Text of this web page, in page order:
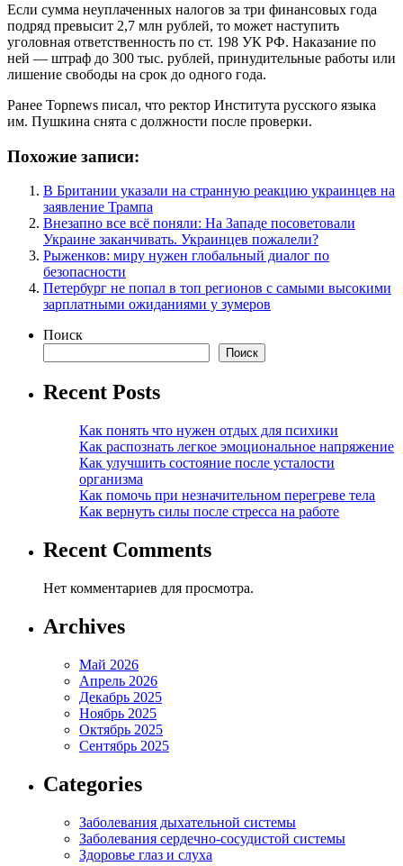
Если сумма неуплаченных налогов за три финансовых года
подряд превысит 2,7 млн рублей, то может наступить
уголовная ответственность по ст. 198 УК РФ. Наказание по
ней — штраф до 300 тыс. рублей, принудительные работы или
лишение свободы на срок до одного года.
Ранее Topnews писал, что ректор Института русского языка
им. Пушкина снята с должности после проверки.
Похожие записи:
В Британии указали на странную реакцию украинцев на
заявление Трампа
Внезапно все всё поняли: На Западе посоветовали
Украине заканчивать. Украинцев пожалели?
Рыженков: миру нужен глобальный диалог по
безопасности
Петербург не попал в топ регионов с самыми высокими
зарплатными ожиданиями у зумеров
Поиск
Поиск
Recent Posts
Как понять что нужен отдых для психики
Как распознать легкое эмоциональное напряжение
Как улучшить состояние после усталости
организма
Как помочь при незначительном перегреве тела
Как вернуть силы после стресса на работе
Recent Comments
Нет комментариев для просмотра.
Archives
Май 2026
Апрель 2026
Декабрь 2025
Ноябрь 2025
Октябрь 2025
Сентябрь 2025
Categories
Заболевания дыхательной системы
Заболевания сердечно-сосудистой системы
Здоровье глаз и слуха